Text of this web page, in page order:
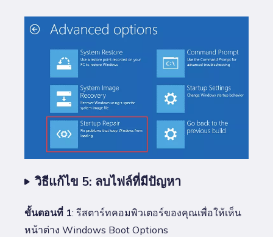
วิธีแก้ไข 5: ลบไฟล์ที่มีปัญหา
ขั้นตอนที่ 1: รีสตาร์ทคอมพิวเตอร์ของคุณเพื่อให้เห็น
หน้าต่าง Windows Boot Options